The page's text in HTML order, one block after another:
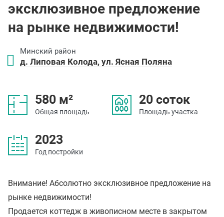
эксклюзивное предложение
на рынке недвижимости!
Минский район
д. Липовая Колода, ул. Ясная Поляна
580 м²
Общая площадь
20 соток
Площадь участка
2023
Год постройки
Внимание! Абсолютно эксклюзивное предложение на
рынке недвижимости!
Продается коттедж в живописном месте в закрытом